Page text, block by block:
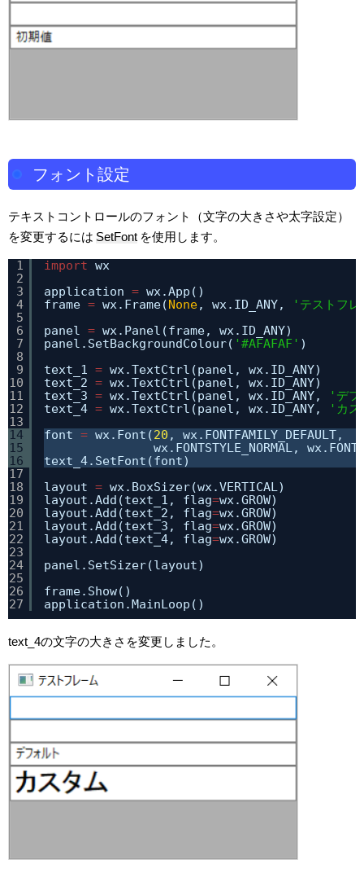
フォント設定
テキストコントロールのフォント（文字の大きさや太字設定）
を変更するには SetFont を使用します。
1
2
3
4
5
6
7
8
9
10
11
12
13
14
15
16
17
18
19
20
21
22
23
24
25
26
27
import wx
application = wx.App()
frame = wx.Frame(None, wx.ID_ANY,
'テストフ
panel = wx.Panel(frame, wx.ID_ANY)
panel.SetBackgroundColour( '#AFAFAF' )
text_1 = wx.TextCtrl(panel, wx.ID_ANY)
text_2 = wx.TextCtrl(panel, wx.ID_ANY)
text_3 = wx.TextCtrl(panel, wx.ID_ANY,
'デ
text_4 = wx.TextCtrl(panel, wx.ID_ANY,
'カ
font = wx.Font(20 , wx.FONTFAMILY_DEFAULT,
wx.FONTSTYLE_NORMAL,
text_4.SetFont(font)
layout = wx.BoxSizer(wx.VERTICAL)
layout.Add(text_1, flag=wx.GROW)
layout.Add(text_2, flag=wx.GROW)
layout.Add(text_3, flag=wx.GROW)
layout.Add(text_4, flag=wx.GROW)
panel.SetSizer(layout)
frame.Show()
application.MainLoop()
text_4の文字の大きさを変更しました。